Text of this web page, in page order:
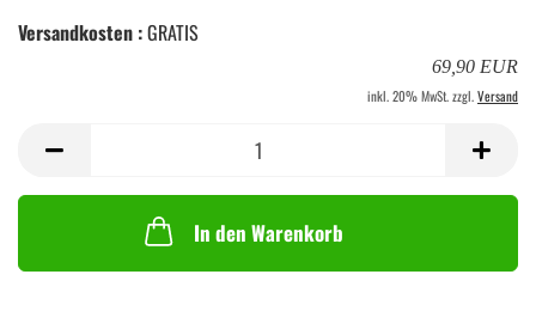
Versandkosten :GRATIS
69,90 EUR
inkl. 20% MwSt. zzgl.Versand
In den Warenkorb